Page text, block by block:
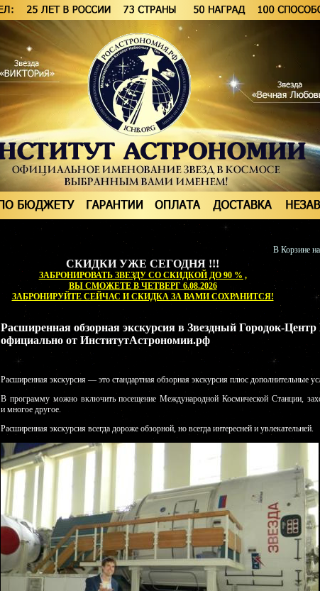
В Корзине
СКИДКИ УЖЕ СЕГОДНЯ !!!
ЗАБРОНИРОВАТЬ ЗВЕЗДУ СО СКИДКОЙ ДО 90 % ,
ВЫ СМОЖЕТЕ В ЧЕТВЕРГ 6.08.2026
ЗАБРОНИРУЙТЕ СЕЙЧАС И СКИДКА ЗА ВАМИ СОХРАНИТСЯ!
Расширенная обзорная экскурсия в Звездный Городок-
официально от ИнститутАстрономии.рф
Расширенная экскурсия — это стандартная обзорная экскурсия плюс дополнительные
В программу можно включить посещение Международной Космической Станции,
и многое другое.
Расширенная экскурсия всегда дороже обзорной, но всегда интересней и увлекательней.